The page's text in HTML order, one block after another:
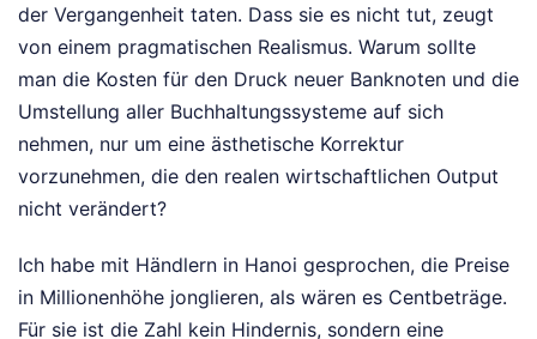
der Vergangenheit taten. Dass sie es nicht tut, zeugt
von einem pragmatischen Realismus. Warum sollte
man die Kosten für den Druck neuer Banknoten und die
Umstellung aller Buchhaltungssysteme auf sich
nehmen, nur um eine ästhetische Korrektur
vorzunehmen, die den realen wirtschaftlichen Output
nicht verändert?
Ich habe mit Händlern in Hanoi gesprochen, die Preise
in Millionenhöhe jonglieren, als wären es Centbeträge.
Für sie ist die Zahl kein Hindernis, sondern eine